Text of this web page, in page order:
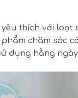
thích với loạt
chăm sóc
dụng hằng
Tylenol cho bé 2-11
Tylenol
120ml
390.000₫
290.000₫